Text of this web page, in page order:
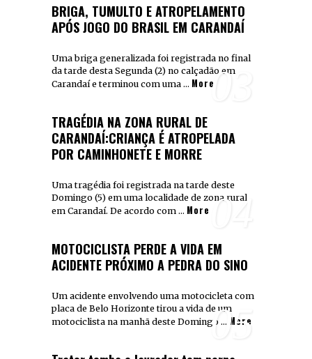
BRIGA, TUMULTO E ATROPELAMENTO
APÓS JOGO DO BRASIL EM CARANDAÍ
Uma briga generalizada foi registrada no final
da tarde desta Segunda (2) no calçadão em
Carandaí e terminou com uma … More03
TRAGÉDIA NA ZONA RURAL DE
CARANDAÍ:CRIANÇA É ATROPELADA
POR CAMINHONETE E MORRE
Uma tragédia foi registrada na tarde deste
Domingo (5) em uma localidade de zona rural
em Carandaí. De acordo com … More04
MOTOCICLISTA PERDE A VIDA EM
ACIDENTE PRÓXIMO A PEDRA DO SINO
Um acidente envolvendo uma motocicleta com
placa de Belo Horizonte tirou a vida de um
motociclista na manhã deste Domingo … More
05